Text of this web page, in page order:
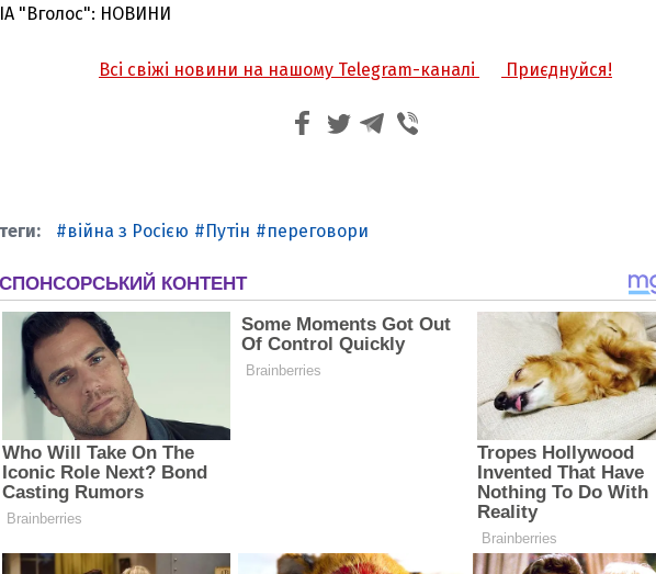
ІА "Вголос": НОВИНИ
Всі свіжі новини на нашому Telegram-каналі Приєднуйся!
війна з Росією Путін переговори
З'явилося відео знищеного ворожого